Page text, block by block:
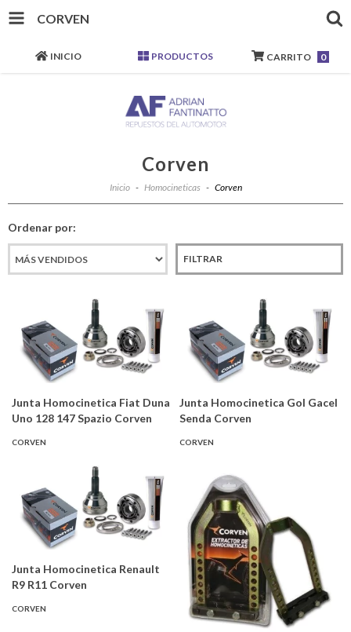
CORVEN
INICIO PRODUCTOS CARRITO 0
Corven
Inicio - Homocineticas - Corven
Ordenar por:
FILTRAR
Junta Homocinetica Fiat Duna
Uno 128 147 Spazio Corven
CORVEN
Junta Homocinetica Gol Gacel
Senda Corven
CORVEN
Junta Homocinetica Renault
R9 R11 Corven
CORVEN